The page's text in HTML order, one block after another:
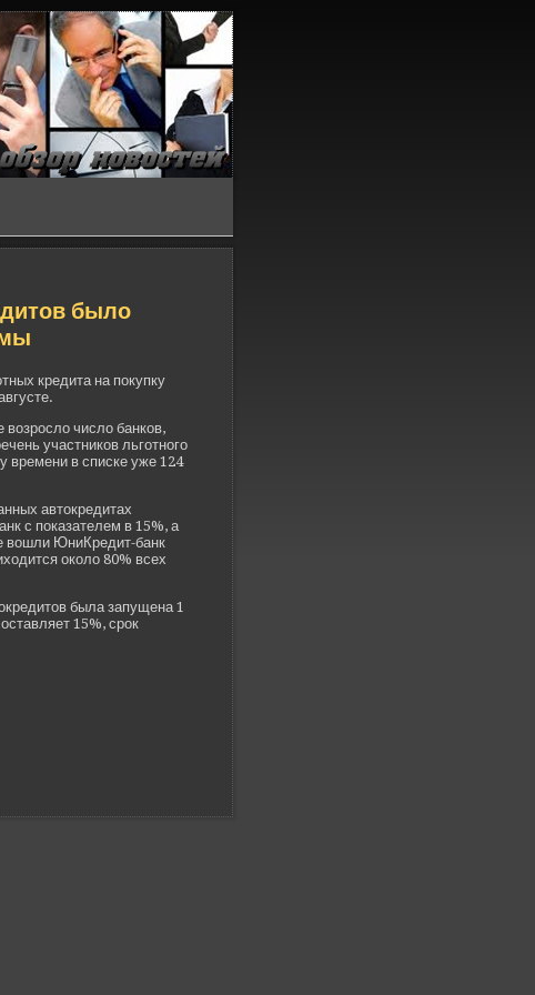
было
кредита на покупку
возросло число банков,
участников льготного
времени в списке уже 124
автокредитах
с показателем в 15%, а
вошли ЮниКредит-банк
около 80% всех
была запущена 1
15%, срок